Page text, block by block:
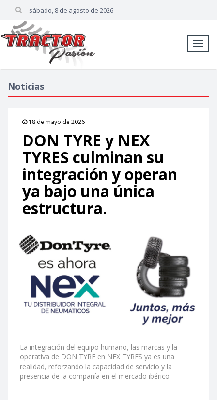
sábado, 8 de agosto de 2026
Noticias
18 de mayo de 2026
DON TYRE y NEX
TYRES culminan su
integración y operan
ya bajo una única
estructura.
La integración del equipo humano, las marcas y la
operativa de DON TYRE en NEX TYRES ya es una
realidad, reforzando la capacidad de servicio y la
presencia de la compañía en el mercado ibérico.